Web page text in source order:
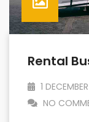
Rental
1
NO